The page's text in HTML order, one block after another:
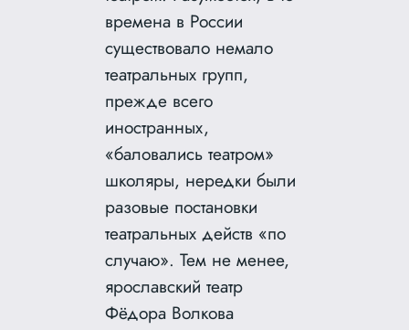
времена в России
существовало немало
театральных групп,
прежде всего
иностранных,
«баловались театром»
школяры, нередки были
разовые постановки
театральных действ «по
случаю». Тем не менее,
ярославский театр
Фёдора Волкова